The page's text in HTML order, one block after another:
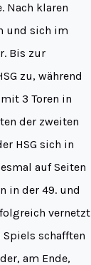
Nach klaren
und sich im
Bis zur
zu, während
3 Toren in
der zweiten
HSG sich in
auf Seiten
in der 49. und
vernetzt
Spiels schafften
am Ende,